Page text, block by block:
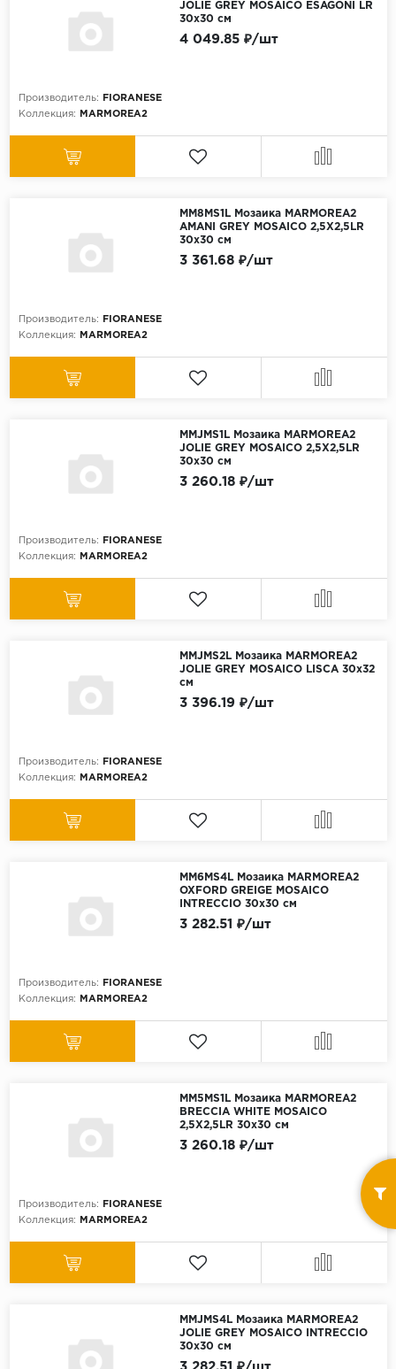
JOLIE GREY MOSAICO ESAGONI LR
30x30 см
Производитель:
FIORANESE
Коллекция:
MARMOREA2
4 049.85 ₽/шт
MM8MS1L Мозаика MARMOREA2
AMANI GREY MOSAICO 2,5X2,5LR
30x30 см
Производитель:
FIORANESE
Коллекция:
MARMOREA2
3 361.68 ₽/шт
MMJMS1L Мозаика MARMOREA2
JOLIE GREY MOSAICO 2,5X2,5LR
30x30 см
Производитель:
FIORANESE
Коллекция:
MARMOREA2
3 260.18 ₽/шт
MMJMS2L Мозаика MARMOREA2
JOLIE GREY MOSAICO LISCA 30x32
см
Производитель:
FIORANESE
Коллекция:
MARMOREA2
3 396.19 ₽/шт
MM6MS4L Мозаика MARMOREA2
OXFORD GREIGE MOSAICO
INTRECCIO 30x30 см
Производитель:
FIORANESE
Коллекция:
MARMOREA2
3 282.51 ₽/шт
MM5MS1L Мозаика MARMOREA2
BRECCIA WHITE MOSAICO
2,5X2,5LR 30x30 см
Производитель:
FIORANESE
Коллекция:
MARMOREA2
3 260.18 ₽/шт
MMJMS4L Мозаика MARMOREA2
JOLIE GREY MOSAICO INTRECCIO
30x30 см